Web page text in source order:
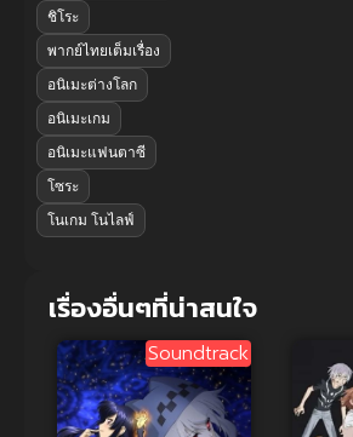
ชิโระ
พากย์ไทยเต็มเรื่อง
อนิเมะต่างโลก
อนิเมะเกม
อนิเมะแฟนตาซี
โซระ
โนเกม โนไลฟ์
เรื่องอื่นๆที่น่าสนใจ
Soundtrack